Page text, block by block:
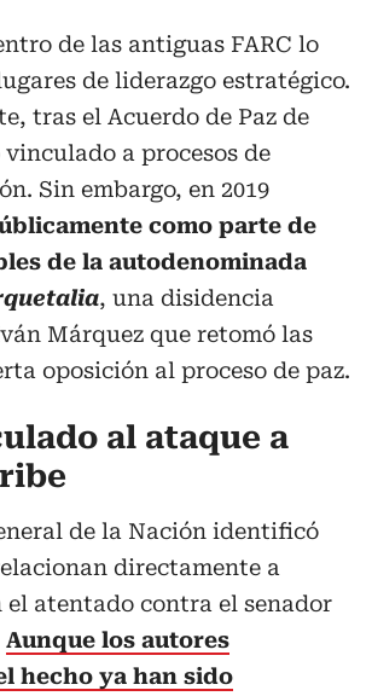
de las antiguas FARC lo
de liderazgo estratégico.
tras el Acuerdo de Paz de
vinculado a procesos de
Sin embargo, en 2019
como parte de
de la autodenominada
, una disidencia
Márquez que retomó las
oposición al proceso de paz.
al ataque a
de la Nación identificó
directamente a
el atentado contra el senador
Aunque los autores
hecho ya han sido